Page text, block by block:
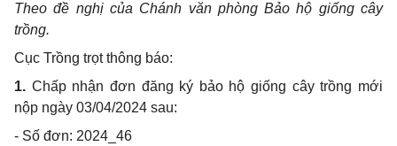
Theo đề nghị của Chánh văn phòng Bảo hộ giống cây
trồng.
Cục Trồng trọt thông báo:
1. Chấp nhận đơn đăng ký bảo hộ giống cây trồng mới
nộp ngày 03/04/2024 sau:
- Số đơn: 2024_46